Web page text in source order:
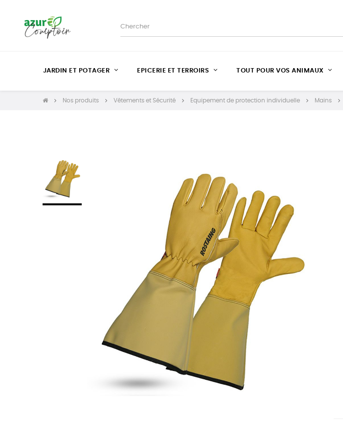
JARDIN ET POTAGER EPICERIE ET TERROIRS TOUT POUR VOS ANIMAUX
Nos produits Vêtements et Sécurité Equipement de protection individuelle Mains